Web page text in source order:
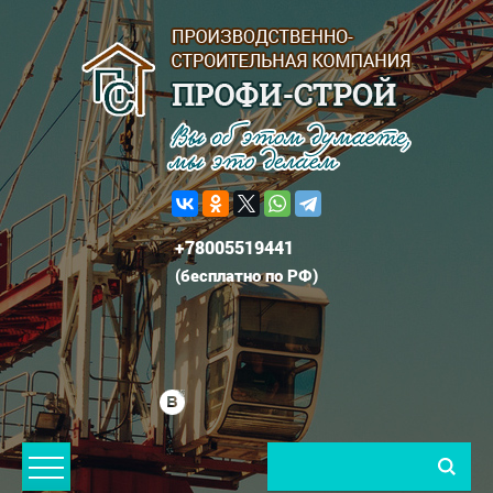
+78005519441
(бесплатно по РФ)